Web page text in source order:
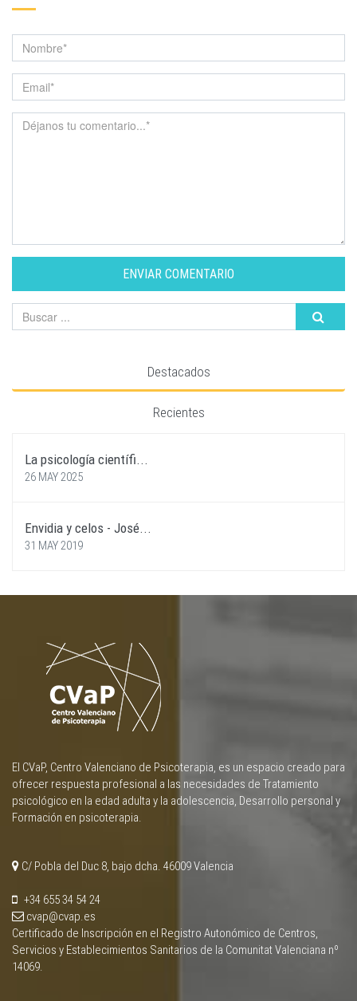
ENVIAR COMENTARIO
Destacados
Recientes
La psicología científi...
26 MAY 2025
Envidia y celos - José...
31 MAY 2019
El CVaP, Centro Valenciano de Psicoterapia, es un espacio creado para
ofrecer respuesta profesional a las necesidades de Tratamiento
psicológico en la edad adulta y la adolescencia, Desarrollo personal y
Formación en psicoterapia.
C/ Pobla del Duc 8, bajo dcha. 46009 Valencia
+34 655 34 54 24
cvap@cvap.es
Certificado de Inscripción en el Registro Autonómico de Centros,
Servicios y Establecimientos Sanitarios de la Comunitat Valenciana nº
14069.